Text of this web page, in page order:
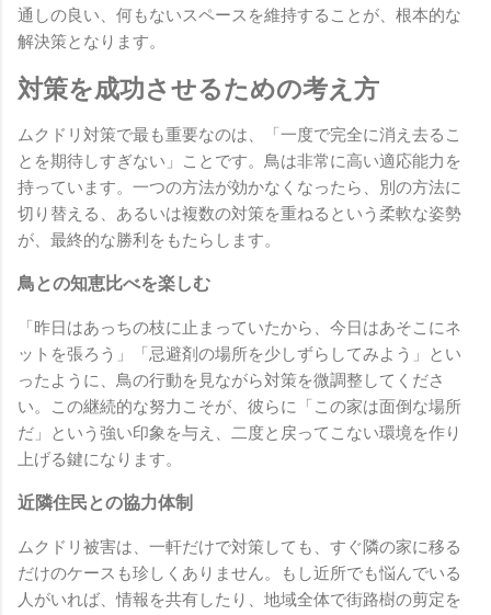
通しの良い、何もないスペースを維持することが、根本的な
解決策となります。
対策を成功させるための考え方
ムクドリ対策で最も重要なのは、「一度で完全に消え去るこ
とを期待しすぎない」ことです。鳥は非常に高い適応能力を
持っています。一つの方法が効かなくなったら、別の方法に
切り替える、あるいは複数の対策を重ねるという柔軟な姿勢
が、最終的な勝利をもたらします。
鳥との知恵比べを楽しむ
「昨日はあっちの枝に止まっていたから、今日はあそこにネ
ットを張ろう」「忌避剤の場所を少しずらしてみよう」とい
ったように、鳥の行動を見ながら対策を微調整してくださ
い。この継続的な努力こそが、彼らに「この家は面倒な場所
だ」という強い印象を与え、二度と戻ってこない環境を作り
上げる鍵になります。
近隣住民との協力体制
ムクドリ被害は、一軒だけで対策しても、すぐ隣の家に移る
だけのケースも珍しくありません。もし近所でも悩んでいる
人がいれば、情報を共有したり、地域全体で街路樹の剪定を